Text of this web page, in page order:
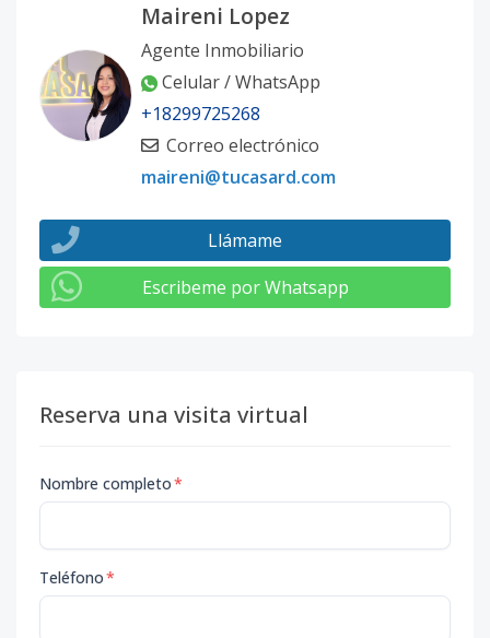
Maireni Lopez
Agente Inmobiliario
Celular / WhatsApp
+18299725268
Correo electrónico
maireni@tucasard.com
Llámame
Escribeme por Whatsapp
Reserva una visita virtual
Nombre completo*
Teléfono*